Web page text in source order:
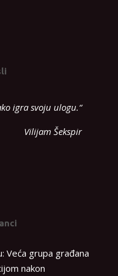
igra svoju ulogu.“
Vilijam Šekspir
Veća grupa građana
nakon